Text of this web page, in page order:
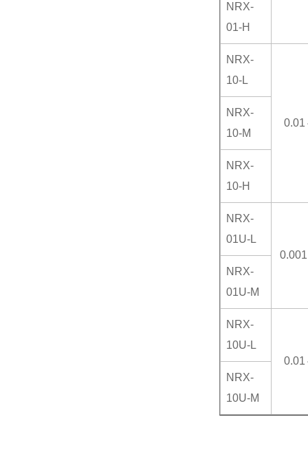
NRX-
01-H
NRX-
10-L
0.01
NRX-
10-M
NRX-
10-H
NRX-
01U-L
NRX-
01U-M
NRX-
10U-L
0.01
NRX-
10U-M